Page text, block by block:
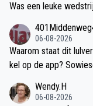
Was een leuke
06-08-2026
Waarom staat dit
kel op de app?
Wendy.H
06-08-2026